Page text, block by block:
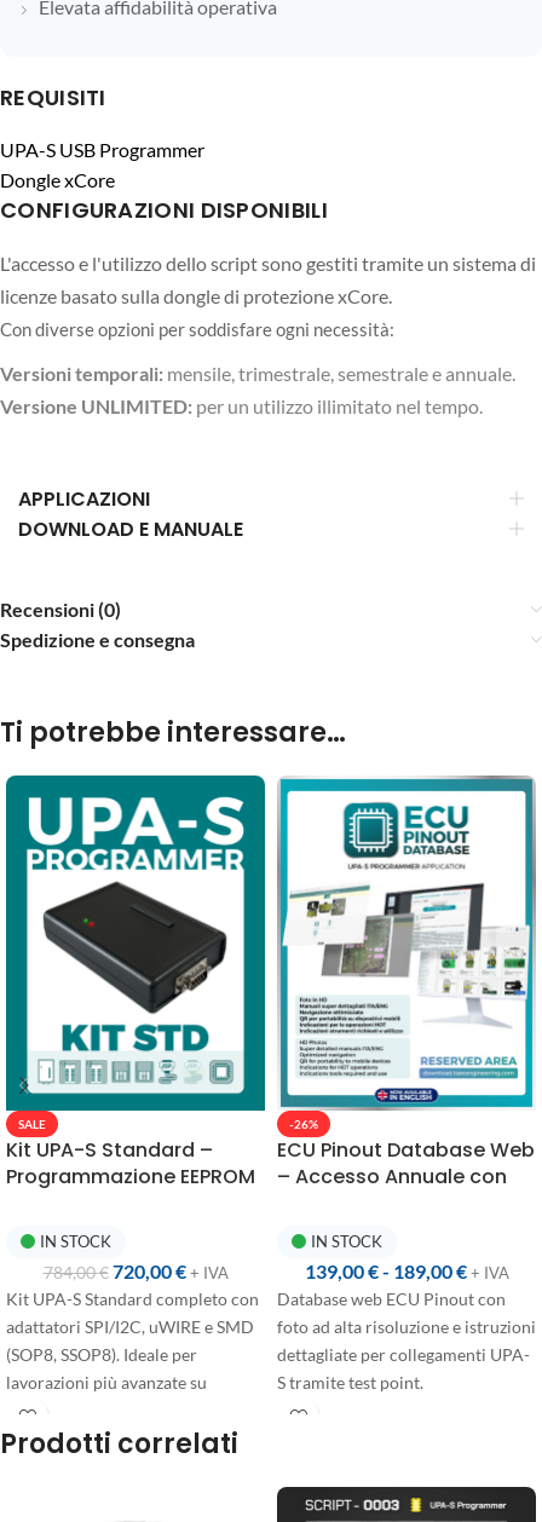
Elevata affidabilità operativa
REQUISITI
UPA-S USB Programmer
Dongle xCore
CONFIGURAZIONI DISPONIBILI
L'accesso e l'utilizzo dello script sono gestiti tramite un sistema di
licenze basato sulla dongle di protezione xCore.
Con diverse opzioni per soddisfare ogni necessità:
Versioni temporali: mensile, trimestrale, semestrale e annuale.
Versione UNLIMITED: per un utilizzo illimitato nel tempo.
APPLICAZIONI
DOWNLOAD E MANUALE
Recensioni (0)
Spedizione e consegna
Ti potrebbe interessare…
SALE
Kit UPA-S Standard –
Programmazione EEPROM
IN STOCK
784,00€ 720,00€ + IVA
Kit UPA-S Standard completo con
adattatori SPI/I2C, uWIRE e SMD
(SOP8, SSOP8). Ideale per
lavorazioni più avanzate su
EEPROM.
-26%
ECU Pinout Database Web
– Accesso Annuale con
IN STOCK
139,00€- 189,00€ + IVA
Database web ECU Pinout con
foto ad alta risoluzione e istruzioni
dettagliate per collegamenti UPA-
S tramite test point.
Accesso annuale disponibile in
dall'acquisto, dedicato agli utenti
Prodotti correlati